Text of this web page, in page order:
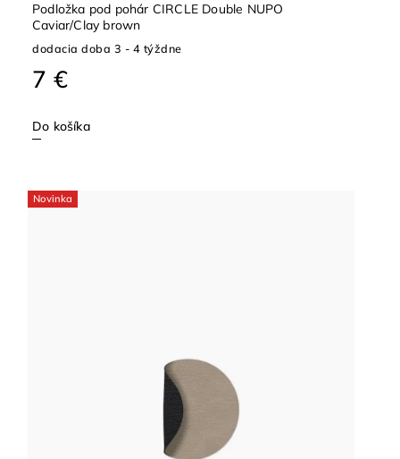
Podložka pod pohár CIRCLE Double NUPO
Caviar/Clay brown
dodacia doba 3 - 4 týždne
7 €
Do košíka
Novinka